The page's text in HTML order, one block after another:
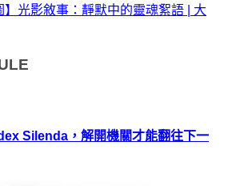
Silenda，解開機關才能翻往下一